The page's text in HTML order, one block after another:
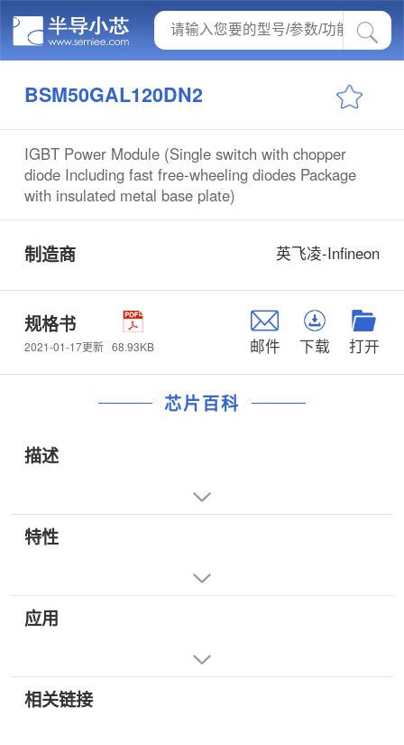
BSM50GAL120DN2
IGBT Power Module (Single switch with chopper
diode Including fast free-wheeling diodes Package
with insulated metal base plate)
制造商 英飞凌-Infineon
规格书
2021-01-17更新 68.93KB 邮件 下载 打开
芯片百科
描述
特性
应用
相关链接